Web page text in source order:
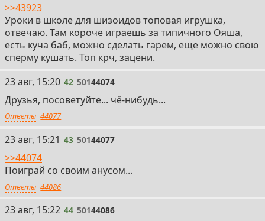
>>43923
Уроки в школе для шизоидов топовая игрушка,
отвечаю. Там короче играешь за типичного Ояша,
есть куча баб, можно сделать гарем, еще можно свою
сперму кушать. Топ крч, зацени.
42
23 авг, 15:20 42 50144074
Друзья, посоветуйте... чё-нибудь...
Ответы 44077
43
23 авг, 15:21 43 50144077
>>44074
Поиграй со своим анусом...
Ответы 44086
44
23 авг, 15:22 44 50144086